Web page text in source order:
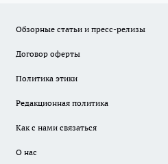
Обзорные статьи и пресс-релизы
Договор оферты
Политика этики
Редакционная политика
Как с нами связаться
О нас